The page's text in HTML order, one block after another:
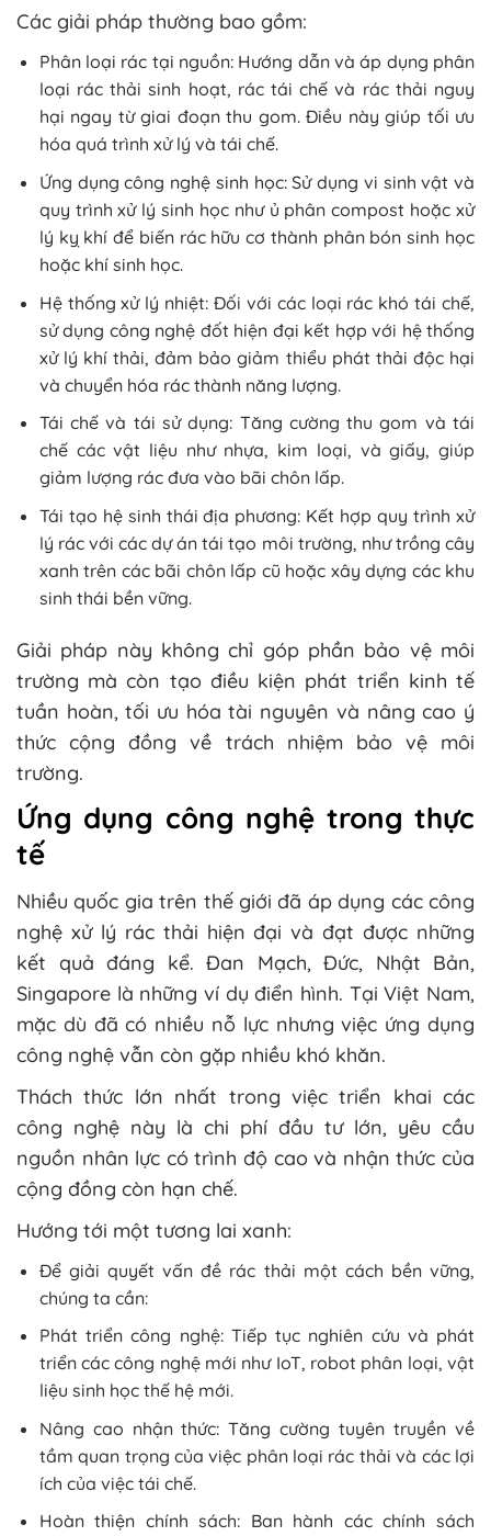
Các giải pháp thường bao gồm:
Phân loại rác tại nguồn: Hướng dẫn và áp dụng phân
loại rác thải sinh hoạt, rác tái chế và rác thải nguy
hại ngay từ giai đoạn thu gom. Điều này giúp tối ưu
hóa quá trình xử lý và tái chế.
Ứng dụng công nghệ sinh học: Sử dụng vi sinh vật và
quy trình xử lý sinh học như ủ phân compost hoặc xử
lý kỵ khí để biến rác hữu cơ thành phân bón sinh học
hoặc khí sinh học.
Hệ thống xử lý nhiệt: Đối với các loại rác khó tái chế,
sử dụng công nghệ đốt hiện đại kết hợp với hệ thống
xử lý khí thải, đảm bảo giảm thiểu phát thải độc hại
và chuyển hóa rác thành năng lượng.
Tái chế và tái sử dụng: Tăng cường thu gom và tái
chế các vật liệu như nhựa, kim loại, và giấy, giúp
giảm lượng rác đưa vào bãi chôn lấp.
Tái tạo hệ sinh thái địa phương: Kết hợp quy trình xử
lý rác với các dự án tái tạo môi trường, như trồng cây
xanh trên các bãi chôn lấp cũ hoặc xây dựng các khu
sinh thái bền vững.
Giải pháp này không chỉ góp phần bảo vệ môi
trường mà còn tạo điều kiện phát triển kinh tế
tuần hoàn, tối ưu hóa tài nguyên và nâng cao ý
thức cộng đồng về trách nhiệm bảo vệ môi
trường.
Ứng dụng công nghệ trong thực
tế
Nhiều quốc gia trên thế giới đã áp dụng các công
nghệ xử lý rác thải hiện đại và đạt được những
kết quả đáng kể. Đan Mạch, Đức, Nhật Bản,
Singapore là những ví dụ điển hình. Tại Việt Nam,
mặc dù đã có nhiều nỗ lực nhưng việc ứng dụng
công nghệ vẫn còn gặp nhiều khó khăn.
Thách thức lớn nhất trong việc triển khai các
công nghệ này là chi phí đầu tư lớn, yêu cầu
nguồn nhân lực có trình độ cao và nhận thức của
cộng đồng còn hạn chế.
Hướng tới một tương lai xanh:
Để giải quyết vấn đề rác thải một cách bền vững,
chúng ta cần:
Phát triển công nghệ: Tiếp tục nghiên cứu và phát
triển các công nghệ mới như IoT, robot phân loại, vật
liệu sinh học thế hệ mới.
Nâng cao nhận thức: Tăng cường tuyên truyền về
tầm quan trọng của việc phân loại rác thải và các lợi
ích của việc tái chế.
Hoàn thiện chính sách: Ban hành các chính sách